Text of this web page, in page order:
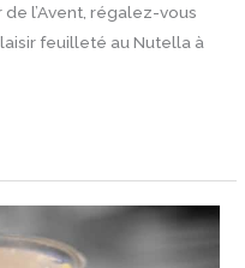
l’Avent, régalez-vous
feuilleté au Nutella à